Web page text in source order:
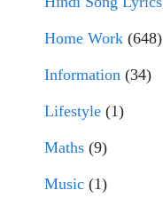
Home Work (648)
Information (34)
Lifestyle (1)
Maths (9)
Music (1)